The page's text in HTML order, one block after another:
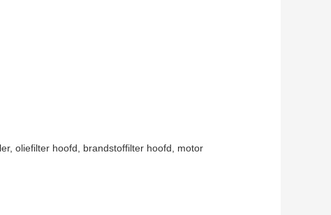
oliefilter hoofd, brandstoffilter hoofd, motor